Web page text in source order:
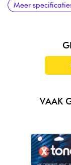
midden
123,5 x 53 mm
Meer
VAAK